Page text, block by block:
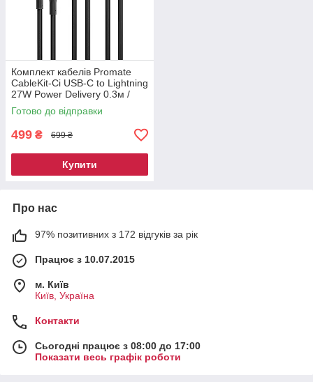
Комплект кабелів Promate
CableKit-Ci USB-C to Lightning
27W Power Delivery 0.3м /
1.2м / 2м Black (cablekit-ci)
Готово до відправки
499 ₴ 699 ₴
Купити
Про нас
97% позитивних з 172 відгуків за рік
Працює з 10.07.2015
м. Київ
Київ, Україна
Контакти
Сьогодні працює з 08:00 до 17:00
Показати весь графік роботи